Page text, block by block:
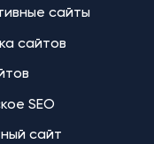
сайты
сайтов
SEO
сайт